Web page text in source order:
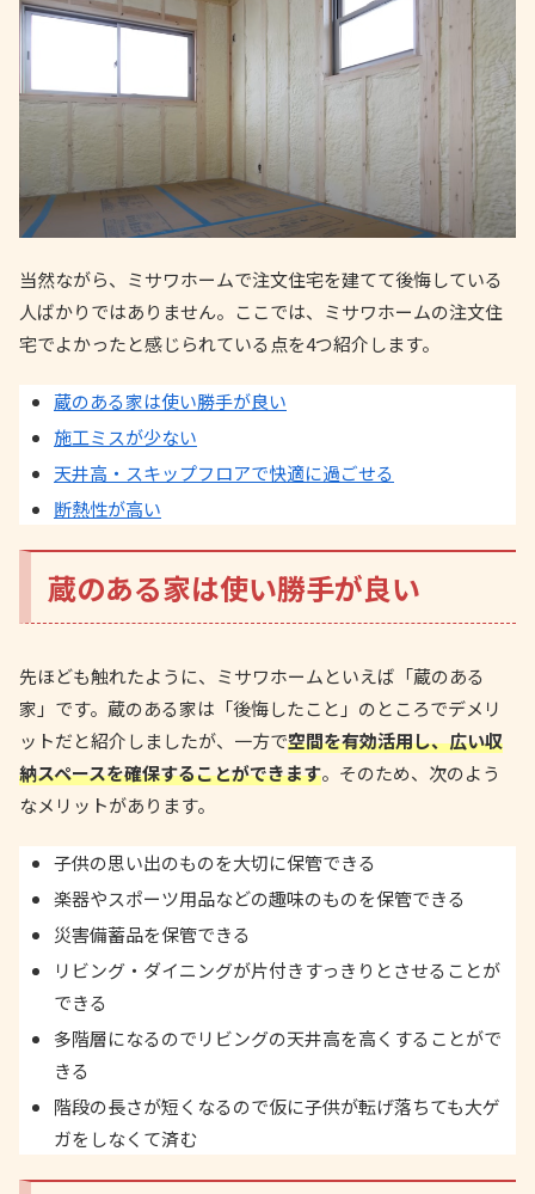
当然ながら、ミサワホームで注文住宅を建てて後悔している
人ばかりではありません。ここでは、ミサワホームの注文住
宅でよかったと感じられている点を4つ紹介します。
蔵のある家は使い勝手が良い
施工ミスが少ない
天井高・スキップフロアで快適に過ごせる
断熱性が高い
蔵のある家は使い勝手が良い
先ほども触れたように、ミサワホームといえば「蔵のある
家」です。蔵のある家は「後悔したこと」のところでデメリ
ットだと紹介しましたが、一方で空間を有効活用し、広い収
納スペースを確保することができます。そのため、次のよう
なメリットがあります。
子供の思い出のものを大切に保管できる
楽器やスポーツ用品などの趣味のものを保管できる
災害備蓄品を保管できる
リビング・ダイニングが片付きすっきりとさせることが
できる
多階層になるのでリビングの天井高を高くすることがで
きる
階段の長さが短くなるので仮に子供が転げ落ちても大ゲ
ガをしなくて済む